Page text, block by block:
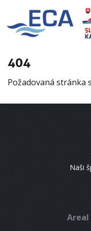
404
Požadovaná stránka
Naši
Areal